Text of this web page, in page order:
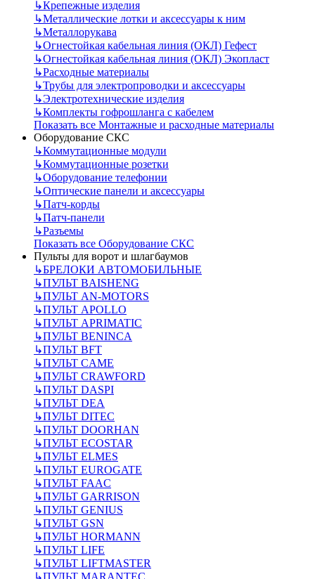
↳Крепежные изделия
↳Металлические лотки и аксессуары к ним
↳Металлорукава
↳Огнестойкая кабельная линия (ОКЛ) Гефест
↳Огнестойкая кабельная линия (ОКЛ) Экопласт
↳Расходные материалы
↳Трубы для электропроводки и аксессуары
↳Электротехнические изделия
↳Комплекты гофрошланга с кабелем
Показать все Монтажные и расходные материалы
Оборудование СКС
↳Коммутационные модули
↳Коммутационные розетки
↳Оборудование телефонии
↳Оптические панели и аксессуары
↳Патч-корды
↳Патч-панели
↳Разъемы
Показать все Оборудование СКС
Пульты для ворот и шлагбаумов
↳БРЕЛОКИ АВТОМОБИЛЬНЫЕ
↳ПУЛЬТ BAISHENG
↳ПУЛЬТ AN-MOTORS
↳ПУЛЬТ APOLLO
↳ПУЛЬТ APRIMATIC
↳ПУЛЬТ BENINCA
↳ПУЛЬТ BFT
↳ПУЛЬТ CAME
↳ПУЛЬТ CRAWFORD
↳ПУЛЬТ DASPI
↳ПУЛЬТ DEA
↳ПУЛЬТ DITEC
↳ПУЛЬТ DOORHAN
↳ПУЛЬТ ECOSTAR
↳ПУЛЬТ ELMES
↳ПУЛЬТ EUROGATE
↳ПУЛЬТ FAAC
↳ПУЛЬТ GARRISON
↳ПУЛЬТ GENIUS
↳ПУЛЬТ GSN
↳ПУЛЬТ HORMANN
↳ПУЛЬТ LIFE
↳ПУЛЬТ LIFTMASTER
↳ПУЛЬТ MARANTEC